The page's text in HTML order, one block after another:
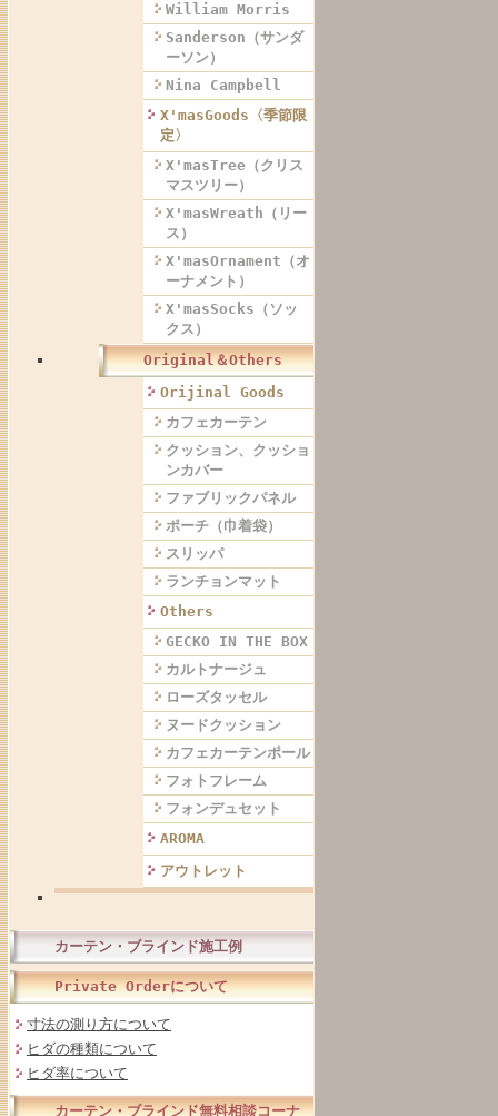
William Morris
Sanderson（サンダ
ーソン）
Nina Campbell
X'masGoods〈季節限
定〉
X'masTree（クリス
マスツリー）
X'masWreath（リー
ス）
X'masOrnament（オ
ーナメント）
X'masSocks（ソッ
クス）
Original＆Others
Orijinal Goods
カフェカーテン
クッション、クッショ
ンカバー
ファブリックパネル
ポーチ（巾着袋）
スリッパ
ランチョンマット
Others
GECKO IN THE BOX
カルトナージュ
ローズタッセル
ヌードクッション
カフェカーテンポール
フォトフレーム
フォンデュセット
AROMA
アウトレット
カーテン・ブラインド施工例
Private Orderについて
寸法の測り方について
ヒダの種類について
ヒダ率について
カーテン・ブラインド無料相談コーナ